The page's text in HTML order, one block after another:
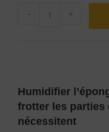
- +
Humidifier
frotter les parties
nécessitent